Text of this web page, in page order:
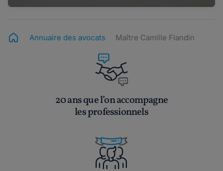
Annuaire des avocats Maître Camille Flandin
20 ans que l’on accompagne
les professionnels